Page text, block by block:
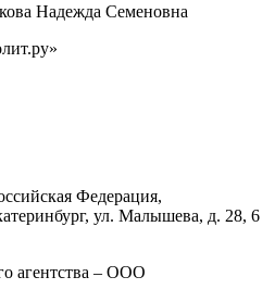
Надежда Семеновна
Федерация,
, ул. Малышева, д. 28, 6
агентства – ООО